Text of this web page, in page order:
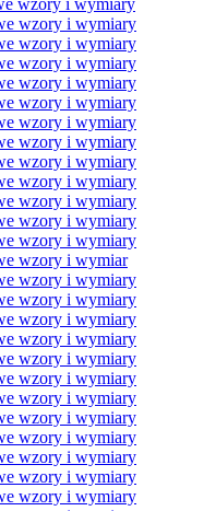
wzory i wymiary
wzory i wymiary
wzory i wymiary
wzory i wymiary
wzory i wymiary
wzory i wymiary
wzory i wymiary
wzory i wymiary
wzory i wymiary
wzory i wymiary
wzory i wymiary
wzory i wymiary
wzory i wymiary
wzory i wymiar
wzory i wymiary
wzory i wymiary
wzory i wymiary
wzory i wymiary
wzory i wymiary
wzory i wymiary
wzory i wymiary
wzory i wymiary
wzory i wymiary
wzory i wymiary
wzory i wymiary
wzory i wymiary